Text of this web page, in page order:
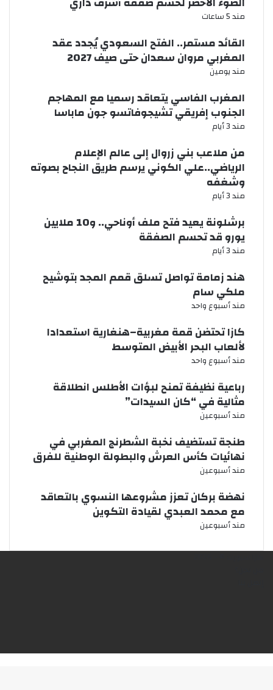
مند 5 ساعات
القائد مستمر.. الفتح السعودي يُجدد عقد
المغربي مروان سعدان حتى صيف 2027
مند يومين
المغرب الفاسي يتعاقد رسميا مع المهاجم
الجنوب إفريقي تشيجوفاتسو جون ماباسا
مند 3 أيام
من ملاعب بني زروال إلى عالم الإعلام
الرياضي..علي الكوني يرسم طريق النجاح بصوته
وشغفه
مند 3 أيام
برشلونة يعيد فتح ملف أوناحي.. و10 ملايين
يورو قد تحسم الصفقة
مند 3 أيام
هند زمامة تواصل تسلق قمم المجد بتوشيح
ملكي سام
مند أسبوع واحد
كازا تحتضن قمة مغربية–هنغارية استعدادا
لألعاب البحر الأبيض المتوسط
مند أسبوع واحد
رباعية نظيفة تمنح لبؤات الأطلس انطلاقة
مثالية في “كان السيدات”
مند أسبوعين
طنجة تستضيف نخبة الشطرنج المغربي في
نهائيات كأس العرش والبطولة الوطنية للفرق
مند أسبوعين
نهضة بركان تعزز مشروعها النسوي بالتعاقد
مع محمد العبدي لقيادة التكوين
مند أسبوعين